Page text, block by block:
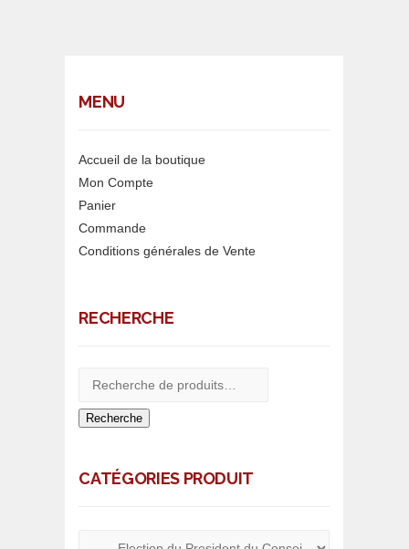
MENU
Accueil de la boutique
Mon Compte
Panier
Commande
Conditions générales de Vente
RECHERCHE
Recherche
CATÉGORIES PRODUIT